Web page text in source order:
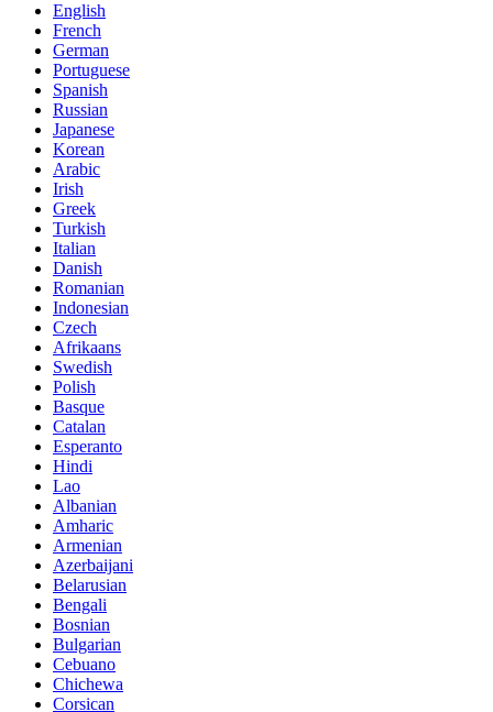
English
French
German
Portuguese
Spanish
Russian
Japanese
Korean
Arabic
Irish
Greek
Turkish
Italian
Danish
Romanian
Indonesian
Czech
Afrikaans
Swedish
Polish
Basque
Catalan
Esperanto
Hindi
Lao
Albanian
Amharic
Armenian
Azerbaijani
Belarusian
Bengali
Bosnian
Bulgarian
Cebuano
Chichewa
Corsican